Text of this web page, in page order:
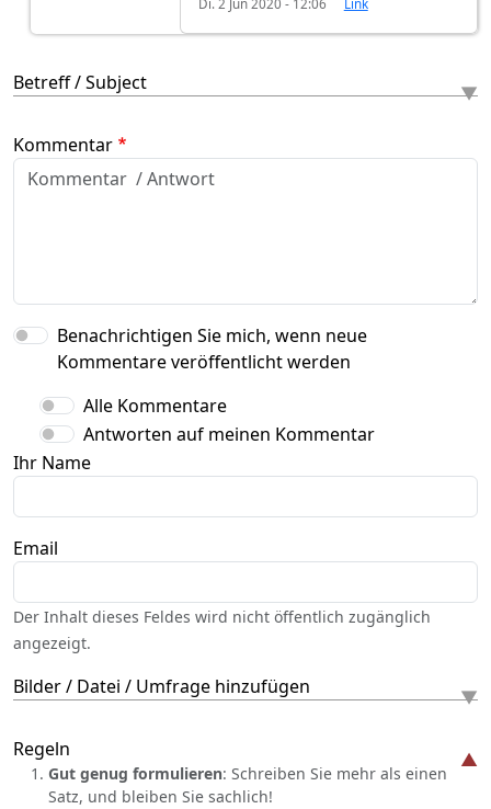
Betreff / Subject
Kommentar
Benachrichtigen Sie mich, wenn neue
Kommentare veröffentlicht werden
Alle Kommentare
Antworten auf meinen Kommentar
Ihr Name
Email
Der Inhalt dieses Feldes wird nicht öffentlich zugänglich
angezeigt.
Bilder / Datei / Umfrage hinzufügen
Regeln
Gut genug formulieren: Schreiben Sie mehr als einen
Satz, und bleiben Sie sachlich!